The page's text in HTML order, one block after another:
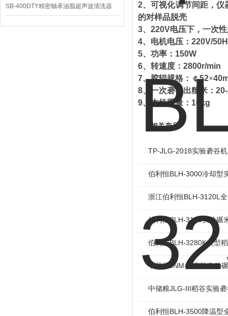
SB-400DTY精密轴承油脂超声波清洗器
2、可视化调节间距，
的对样品脱壳
3、 220V电压下，一次
4、电机电压： 220V/
5、功率： 150W
6、转速度： 2800r/min
7、胶辊规格：￠52×
8、一次砻谷出糙米：
9、本机重量： 16kg
相关产品
TP-JLG-2018实验砻谷机
伯利恒BLH-3000冷却型
浙江伯利恒BLH-3120L
伯利恒BLH-3120实验碾
伯利恒BLH-3280K大型
中储粮JNM-III实验电动
中储粮JLG-III稻谷实验
伯利恒BLH-3500降温型